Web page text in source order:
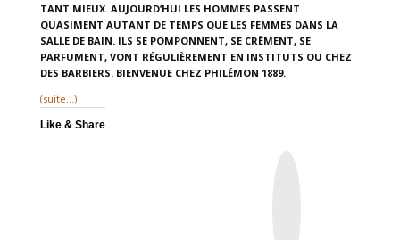
TANT MIEUX. AUJOURD’HUI LES HOMMES PASSENT
QUASIMENT AUTANT DE TEMPS QUE LES FEMMES DANS LA
SALLE DE BAIN. ILS SE POMPONNENT, SE CRÈMENT, SE
PARFUMENT, VONT RÉGULIÈREMENT EN INSTITUTS OU CHEZ
DES BARBIERS. BIENVENUE CHEZ PHILÉMON 1889.
(suite…)
Like & Share